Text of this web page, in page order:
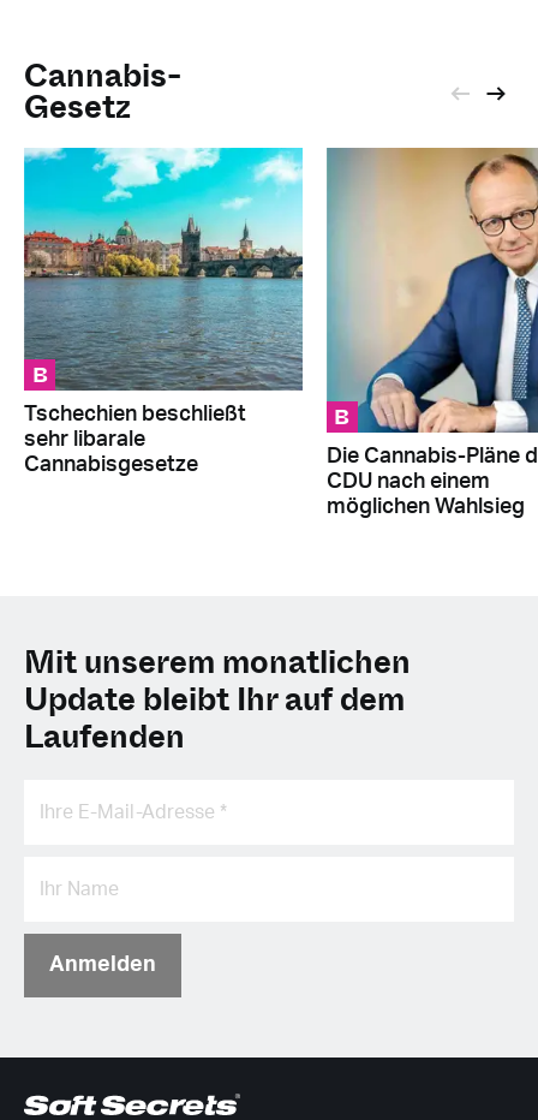
Cannabis-
Gesetz
B
Tschechien beschließt
sehr libarale
Cannabisgesetze
B
Die Cannabis-Pläne
CDU nach einem
möglichen Wahlsieg
Mit unserem monatlichen
Update bleibt Ihr auf dem
Laufenden
Anmelden